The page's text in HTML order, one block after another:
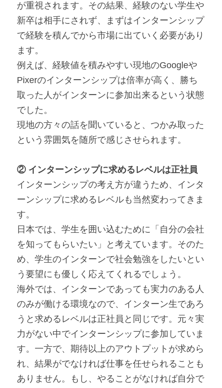
が重視されます。その結果、経験のない学生や
新卒は相手にされず、まずはインターンシップ
で経験を積んでから市場に出ていく必要があり
ます。
例えば、経験値を積みやすい現地のGoogleや
Pixerのインターンシップは倍率が高く、勝ち
取った人がインターンに参加出来るという状態
でした。
現地の方々の話を聞いていると、つかみ取った
という雰囲気を随所で感じさせられます。
② インターンシップに求めるレベルは正社員
インターンシップの考え方が違うため、インタ
ーンシップに求めるレベルも当然変わってきま
す。
日本では、学生を囲い込むために「自分の会社
を知ってもらいたい」と考えています。そのた
め、学生のインターンで社会勉強をしたいとい
う要望にも優しく応えてくれるでしょう。
海外では、インターンであっても実力のある人
のみが働ける環境なので、インターン生であろ
うと求めるレベルは正社員と同じです。元々実
力がない中でインターンシップに参加していま
す。一方で、期待以上のアウトプットが求めら
れ、結果がでなければ仕事を任せられることも
ありません。もし、やることがなければ自分で